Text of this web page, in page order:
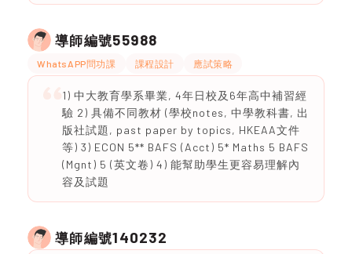
導師編號55988
WhatsAPP問功課 課程設計 應試策略
1) 中大教育學系畢業, 4年日校及6年高中補習經
驗 2) 具備不同教材 (學校notes, 中學教科書, 出
版社試題, past paper by topics, HKEAA文件
等) 3) ECON 5** BAFS (Acct) 5* Maths 5 BAFS
(Mgnt) 5 (英文卷) 4) 能幫助學生更容易理解內
容及試題
導師編號140232